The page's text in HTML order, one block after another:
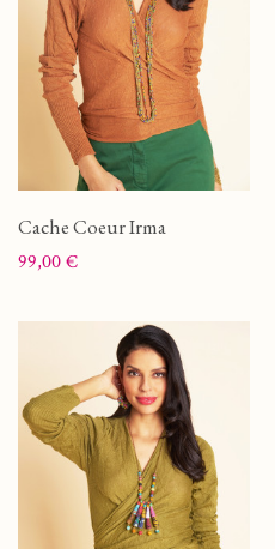
Cache Coeur Irma
Prix
99,00 €